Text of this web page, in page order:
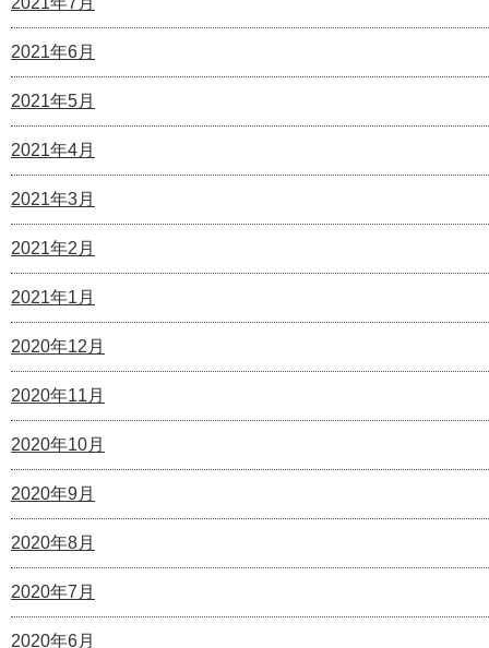
2021年6月
2021年5月
2021年4月
2021年3月
2021年2月
2021年1月
2020年12月
2020年11月
2020年10月
2020年9月
2020年8月
2020年7月
2020年6月